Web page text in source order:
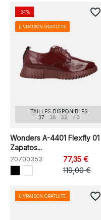
TAILLES DISPONIBLES
37
38 39 40
Wonders A-4401 Flexfly 01
Zapatos...
20700353
77,35 €
119,00 €
-34%
LIVRAISON GRATUITE
favorite_border
LIVRAISON GRATUITE favorite_border